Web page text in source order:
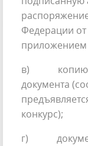
Федерации
приложением
в) копию
документа
конкурс);
г)